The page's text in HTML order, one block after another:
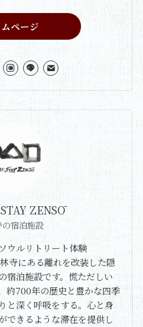
ページ
ZENSŌ
の宿泊施設
ウルリトリート体験
寺にある離れを改装した隠
宿泊施設です。慌ただしい
約700年の歴史と豊かな四季
と深く呼吸をする。心と身
できるような滞在を提供し